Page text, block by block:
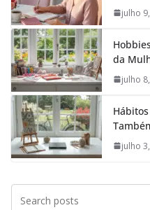
julho
da
julho
julho